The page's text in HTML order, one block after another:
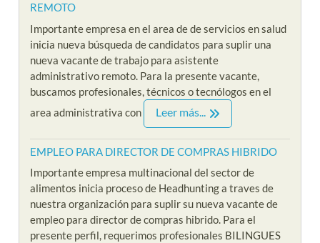
REMOTO
Importante empresa en el area de de servicios en salud
inicia nueva búsqueda de candidatos para suplir una
nueva vacante de trabajo para asistente
administrativo remoto. Para la presente vacante,
buscamos profesionales, técnicos o tecnólogos en el
area administrativa con
Leer más...
EMPLEO PARA DIRECTOR DE COMPRAS HIBRIDO
Importante empresa multinacional del sector de
alimentos inicia proceso de Headhunting a traves de
nuestra organización para suplir su nueva vacante de
empleo para director de compras hibrido. Para el
presente perfil, requerimos profesionales BILINGUES